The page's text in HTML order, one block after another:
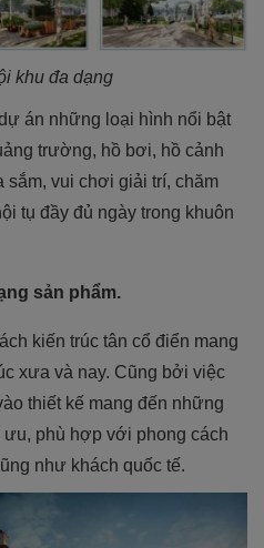
khu đa dạng
án những loại hình nổi bật
trường, hồ bơi, hồ cảnh
vui chơi giải trí, chăm
tụ đầy đủ ngày trong khuôn
sản phẩm.
kiến trúc tân cổ điển mang
xưa và nay. Cũng bởi việc
thiết kế mang đến những
phù hợp với phong cách
như khách quốc tế.